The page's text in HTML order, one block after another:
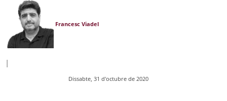
Francesc Viadel
|
Dissabte, 31 d'octubre de 2020